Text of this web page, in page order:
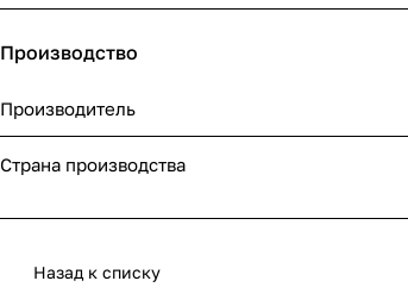
Производство
Производитель
Страна производства
Назад к списку